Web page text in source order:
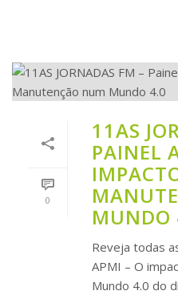
0
11AS
PAINEL
MUNDO
Reveja todas
APMI – O
Mundo 4.0 do